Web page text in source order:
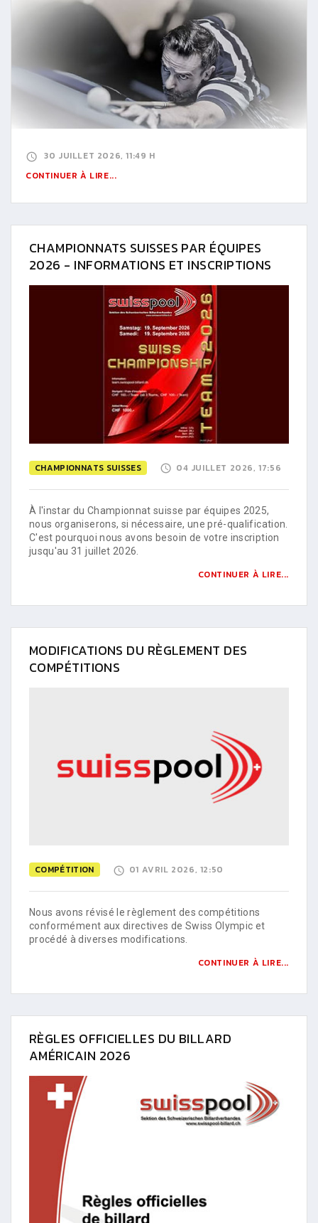
30 JUILLET 2026, 11:49 H
CONTINUER À LIRE...
CHAMPIONNATS SUISSES PAR ÉQUIPES
2026 - INFORMATIONS ET INSCRIPTIONS
CHAMPIONNATS SUISSES 04 JUILLET 2026, 17:56
À l'instar du Championnat suisse par équipes 2025,
nous organiserons, si nécessaire, une pré-qualification.
C'est pourquoi nous avons besoin de votre inscription
jusqu'au 31 juillet 2026.
CONTINUER À LIRE...
MODIFICATIONS DU RÈGLEMENT DES
COMPÉTITIONS
COMPÉTITION 01 AVRIL 2026, 12:50
Nous avons révisé le règlement des compétitions
conformément aux directives de Swiss Olympic et
procédé à diverses modifications.
CONTINUER À LIRE...
RÈGLES OFFICIELLES DU BILLARD
AMÉRICAIN 2026